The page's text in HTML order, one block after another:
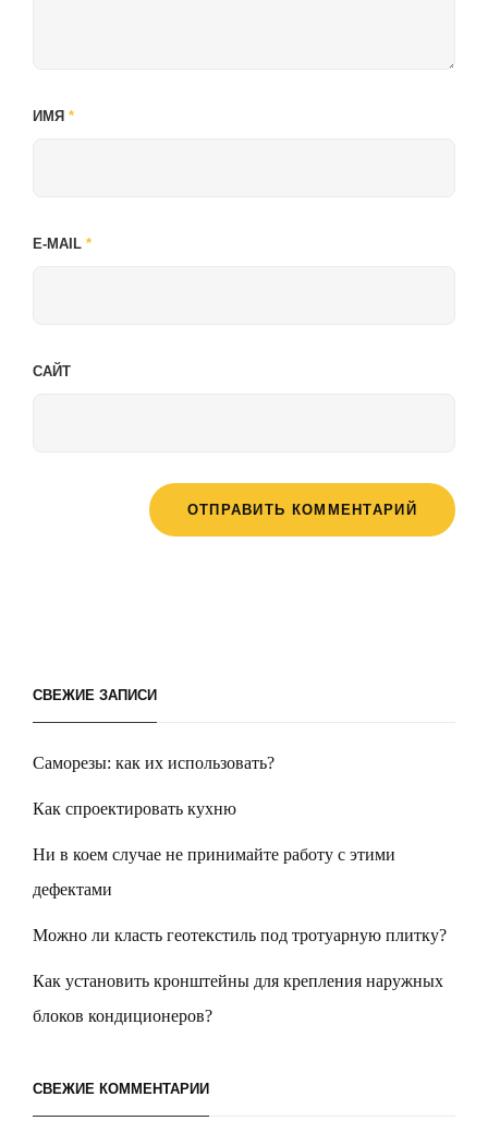
ИМЯ *
E-MAIL *
САЙТ
СВЕЖИЕ ЗАПИСИ
Саморезы: как их использовать?
Как спроектировать кухню
Ни в коем случае не принимайте работу с этими
дефектами
Можно ли класть геотекстиль под тротуарную плитку?
Как установить кронштейны для крепления наружных
блоков кондиционеров?
СВЕЖИЕ КОММЕНТАРИИ